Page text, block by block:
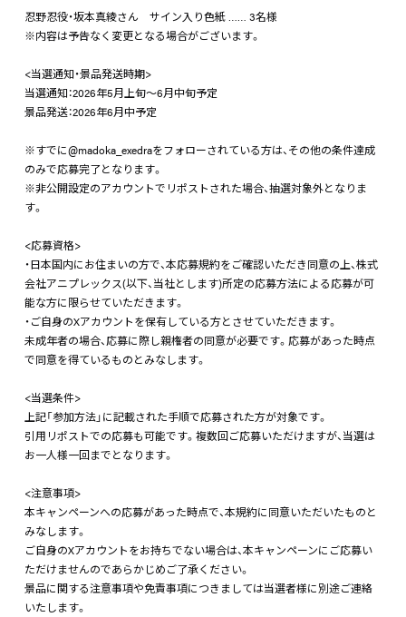
忍野忍役・坂本真綾さん サイン入り色紙 …… 3名様
※内容は予告なく変更となる場合がございます。
<当選通知・景品発送時期>
当選通知：2026年5月上旬〜6月中旬予定
景品発送：2026年6月中予定
※すでに@madoka_exedraをフォローされている方は、その他の条件達成
のみで応募完了となります。
※非公開設定のアカウントでリポストされた場合、抽選対象外となりま
す。
<応募資格>
・日本国内にお住まいの方で、本応募規約をご確認いただき同意の上、株式
会社アニプレックス(以下、当社とします)所定の応募方法による応募が可
能な方に限らせていただきます。
・ご自身のXアカウントを保有している方とさせていただきます。
未成年者の場合、応募に際し親権者の同意が必要です。応募があった時点
で同意を得ているものとみなします。
<当選条件>
上記「参加方法」に記載された手順で応募された方が対象です。
引用リポストでの応募も可能です。複数回ご応募いただけますが、当選は
お一人様一回までとなります。
<注意事項>
本キャンペーンへの応募があった時点で、本規約に同意いただいたものと
みなします。
ご自身のXアカウントをお持ちでない場合は、本キャンペーンにご応募い
ただけませんのであらかじめご了承ください。
景品に関する注意事項や免責事項につきましては当選者様に別途ご連絡
いたします。